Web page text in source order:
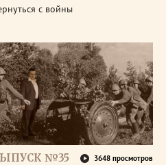
с войны
№35 3648 просмотров